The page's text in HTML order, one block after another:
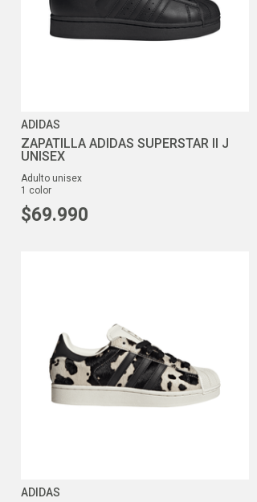
ADIDAS
ZAPATILLA ADIDAS SUPERSTAR II J
UNISEX
adulto unisex
1 color
$69.990
ADIDAS